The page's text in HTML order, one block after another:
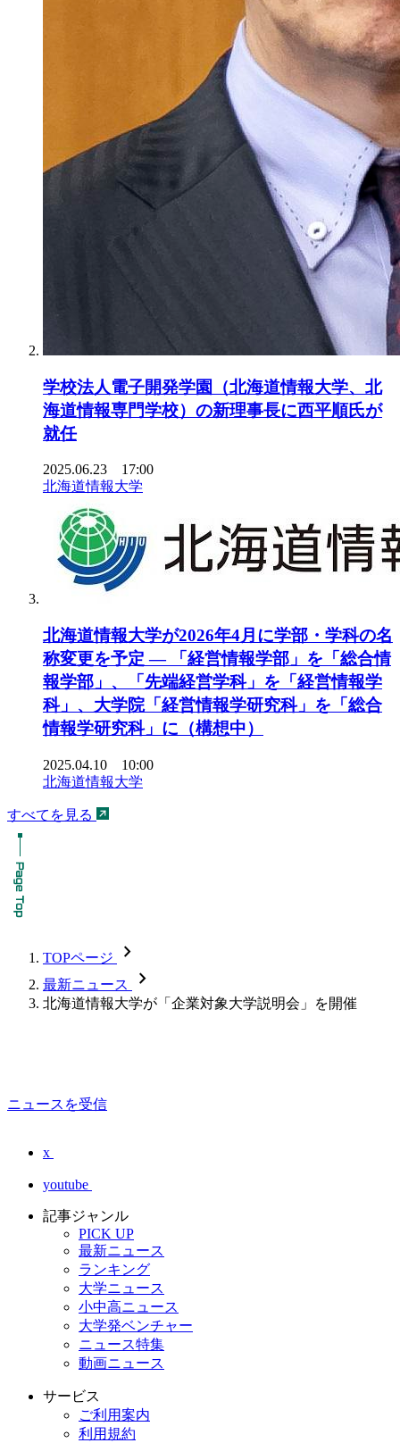
学校法人電子開発学園（北海道情報大学、北
海道情報専門学校）の新理事長に西平順氏が
就任
2025.06.23 17:00
北海道情報大学
北海道情報大学が2026年4月に学部・学科の名
称変更を予定 ― 「経営情報学部」を「総合情
報学部」、「先端経営学科」を「経営情報学
科」、大学院「経営情報学研究科」を「総合
情報学研究科」に（構想中）
2025.04.10 10:00
北海道情報大学
すべてを見る
TOPページ chevron_forward
最新ニュース chevron_forward
北海道情報大学が「企業対象大学説明会」を開催
ニュースを受信
x
youtube
記事ジャンル
PICK UP
最新ニュース
ランキング
大学ニュース
小中高ニュース
大学発ベンチャー
ニュース特集
動画ニュース
サービス
ご利用案内
利用規約